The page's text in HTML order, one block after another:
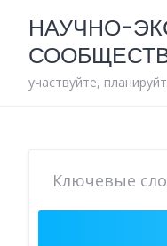
content
НАУЧНО-
участвуйте,